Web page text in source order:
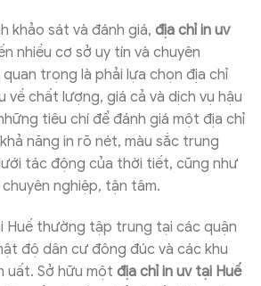
khảo sát và đánh giá, địa chỉ in uv
nhiều cơ sở uy tín và chuyên
trọng là phải lựa chọn địa chỉ
về chất lượng, giá cả và dịch vụ hậu
tiêu chí để đánh giá một địa chỉ
năng in rõ nét, màu sắc trung
tác động của thời tiết, cũng như
nghiệp, tận tâm.
Huế thường tập trung tại các quận
độ dân cư đông đúc và các khu
uất. Sở hữu một địa chỉ in uv tại Huế